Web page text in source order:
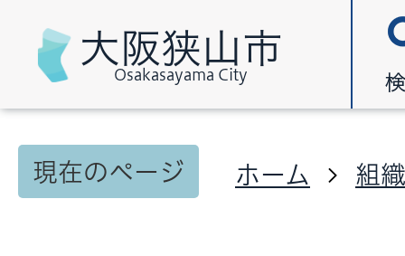
大阪狭山市
Osakasayama City
現在のページ ホーム 組